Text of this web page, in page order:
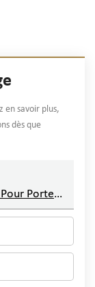
en savoir plus,
dès que
Profilés En Aluminium Économiques Pour Portes Et Fenêtres